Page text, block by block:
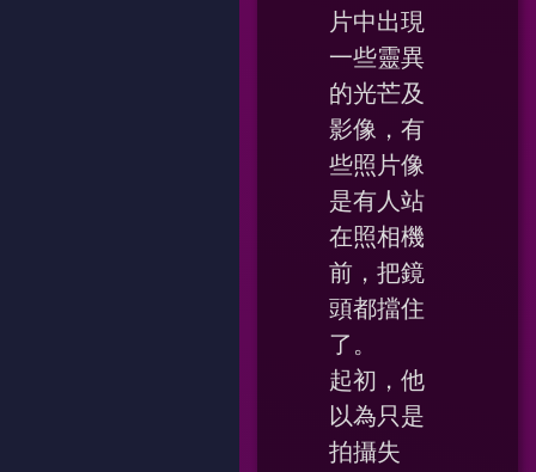
片中出現
一些靈異
的光芒及
影像，有
些照片像
是有人站
在照相機
前，把鏡
頭都擋住
了。
起初，他
以為只是
拍攝失